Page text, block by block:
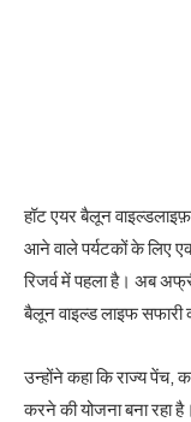
हॉट एयर बैलून
आने वाले पर्यटकों के लिए
रिजर्व में पहला है। अब
बैलून वाइल्ड लाइफ
उन्होंने कहा कि राज्य पेंच,
करने की योजना बना रहा